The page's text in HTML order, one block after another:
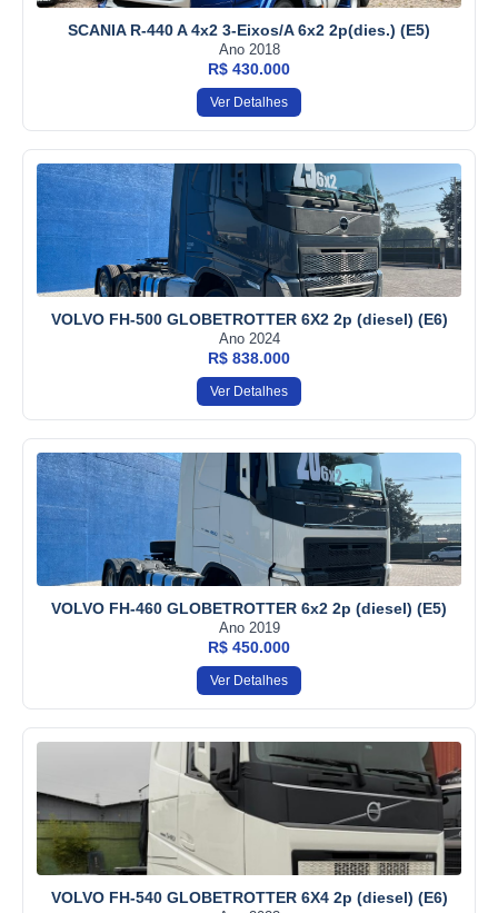
SCANIA R-440 A 4x2 3-Eixos/A 6x2 2p(dies.) (E5)
Ano 2018
R$ 430.000
Ver Detalhes
VOLVO FH-500 GLOBETROTTER 6X2 2p (diesel) (E6)
Ano 2024
R$ 838.000
Ver Detalhes
VOLVO FH-460 GLOBETROTTER 6x2 2p (diesel) (E5)
Ano 2019
R$ 450.000
Ver Detalhes
VOLVO FH-540 GLOBETROTTER 6X4 2p (diesel) (E6)